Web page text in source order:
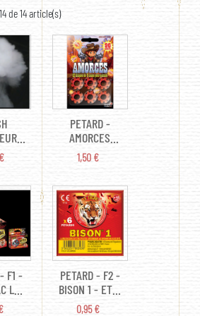
de 14 article(s)
-
PETARD -
AMORCES
DISQUE 8
COUPS X 12
PRIX
1,50 €
F1 -
LE
-
PETARD - F2 -
BISON 1 - ETUI
DE 6 PÉTARDS
PRIX
0,95 €